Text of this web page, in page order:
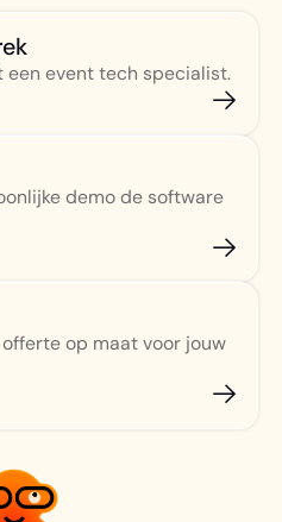
een event tech specialist.
demo de software
op maat voor jouw